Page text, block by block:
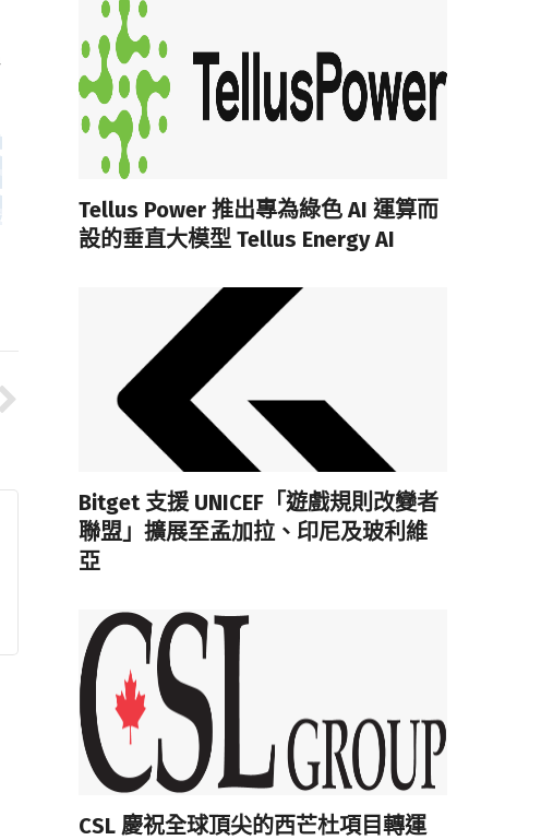
Tellus Power 推出專為綠色 AI 運算而
設的垂直大模型 Tellus Energy AI
Bitget 支援 UNICEF「遊戲規則改變者
聯盟」擴展至孟加拉、印尼及玻利維
亞
CSL 慶祝全球頂尖的西芒杜項目轉運